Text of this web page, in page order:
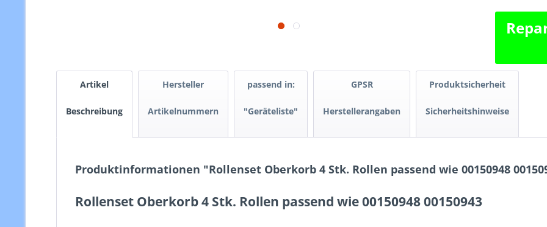
Artikel
Beschreibung
Hersteller
Artikelnummern
passend in:
"Geräteliste"
GPSR
Herstellerangaben
Produktsicherheit
Sicherheitshinweise
Produktinformationen "Rollenset Oberkorb 4 Stk. Rollen passend wie 00150948
Rollenset Oberkorb 4 Stk. Rollen passend wie 00150948 00150943